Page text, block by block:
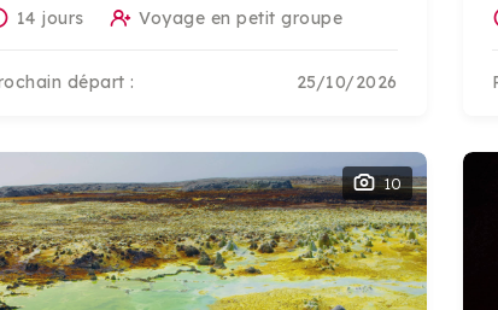
14 jours Voyage en petit groupe
départ : 25/10/2026
10